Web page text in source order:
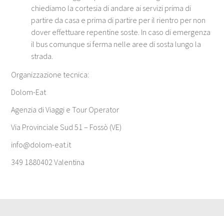
chiediamo la cortesia di andare ai servizi prima di
partire da casa e prima di partire per il rientro per non
dover effettuare repentine soste. In caso di emergenza
il bus comunque si ferma nelle aree di sosta lungo la
strada.
Organizzazione tecnica:
Dolom-Eat
Agenzia di Viaggi e Tour Operator
Via Provinciale Sud 51 – Fossò (VE)
info@dolom-eat.it
349 1880402 Valentina